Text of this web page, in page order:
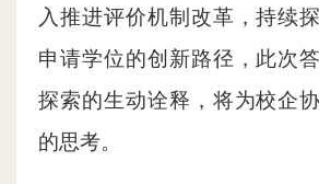
入推进评价机制改革，持续
申请学位的创新路径，此次
探索的生动诠释，将为校企
的思考。